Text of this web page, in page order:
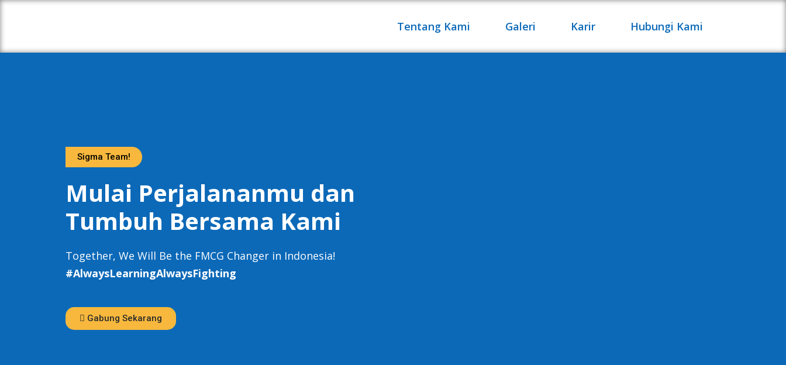
Tentang Kami Galeri Karir Hubungi Kami
Sigma Team!
Mulai Perjalananmu dan
Tumbuh Bersama Kami
Together, We Will Be the FMCG Changer in Indonesia!
#AlwaysLearningAlwaysFighting
Gabung Sekarang